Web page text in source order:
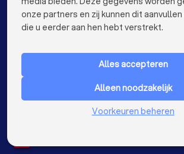
Tuinonderhoud bedrijven in
Tuinonderhoud bedrijven in
Tuinonderhoud bedrijven in
Tuinonderhoud bedrijven in Sint-
VOOR PARTICULIEREN
Nederland
onze partners en zij kunnen dit
die u eerder aan hen hebt verstrekt.
Alles accepteren
Alleen noodzakelijk
Voorkeuren beheren